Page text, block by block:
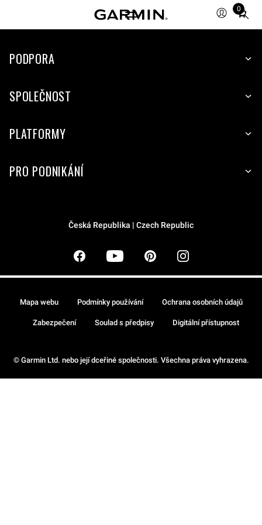
0
Total
items
cart:
PODPORA
SPOLEČNOST
PLATFORMY
PRO PODNIKÁNÍ
Česká Republika | Czech Republic
© Garmin Ltd. nebo její dceřiné společnosti. Všechna práva vyhrazena.
Mapa webu Podmínky používání Ochrana osobních údajů
Zabezpečení Soulad s předpisy Digitální přístupnost